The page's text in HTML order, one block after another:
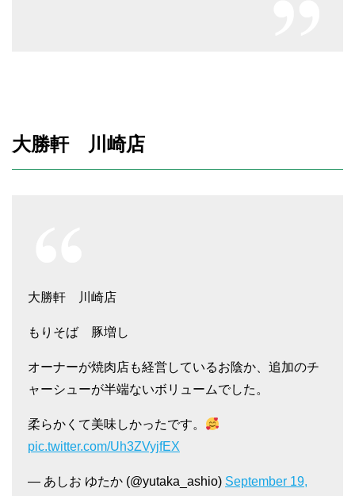
大勝軒 川崎店
大勝軒 川崎店
もりそば 豚増し
オーナーが焼肉店も経営しているお陰か、追加のチ
ャーシューが半端ないボリュームでした。
柔らかくて美味しかったです。
pic.twitter.com/Uh3ZVyjfEX
— あしお ゆたか (@yutaka_ashio) September 19,